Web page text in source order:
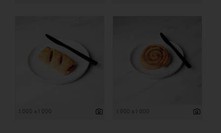
1 000 x 1 000 1 000 x 1 000